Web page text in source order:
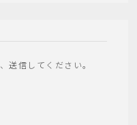
送信してください。